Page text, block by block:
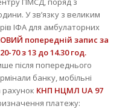
У зв’язку з великим
ІФА для амбулаторних
попередній запис за
70 з 13 до 14.30 год.
після попереднього
банку, мобільні
КНП НЦМЛ UA 97
платежу: